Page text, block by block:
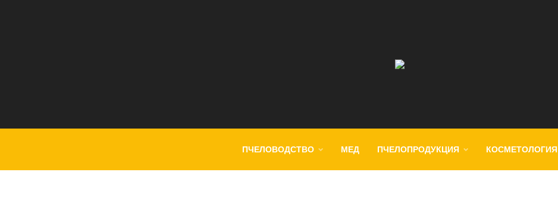
ПЧЕЛОВОДСТВО МЕД ПЧЕЛОПРОДУКЦИЯ КОСМЕТОЛОГИЯ